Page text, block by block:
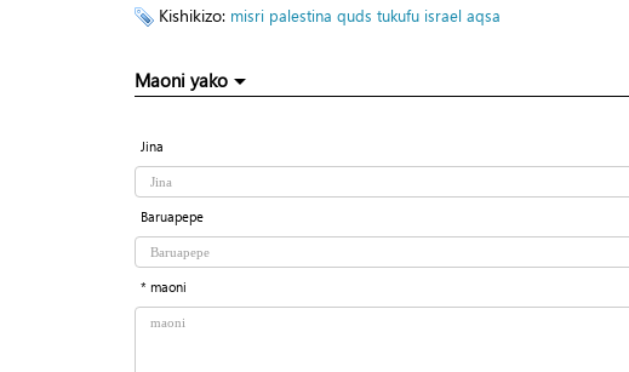
Kishikizo: misri palestina quds tukufu israel aqsa
Maoni yako
Jina
Baruapepe
* maoni